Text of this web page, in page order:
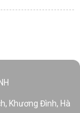
Khương Đình, Hà